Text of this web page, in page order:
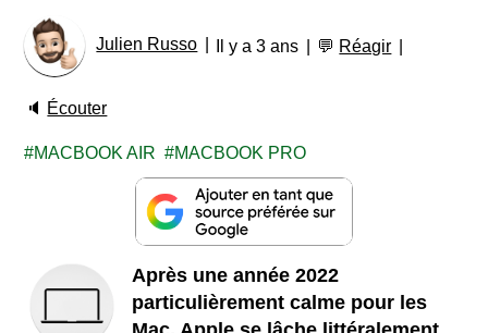
Julien Russo Il y a 3 ans 💬 Réagir
🔈 Écouter
MACBOOK AIR MACBOOK PRO
Après une année 2022
particulièrement calme pour les